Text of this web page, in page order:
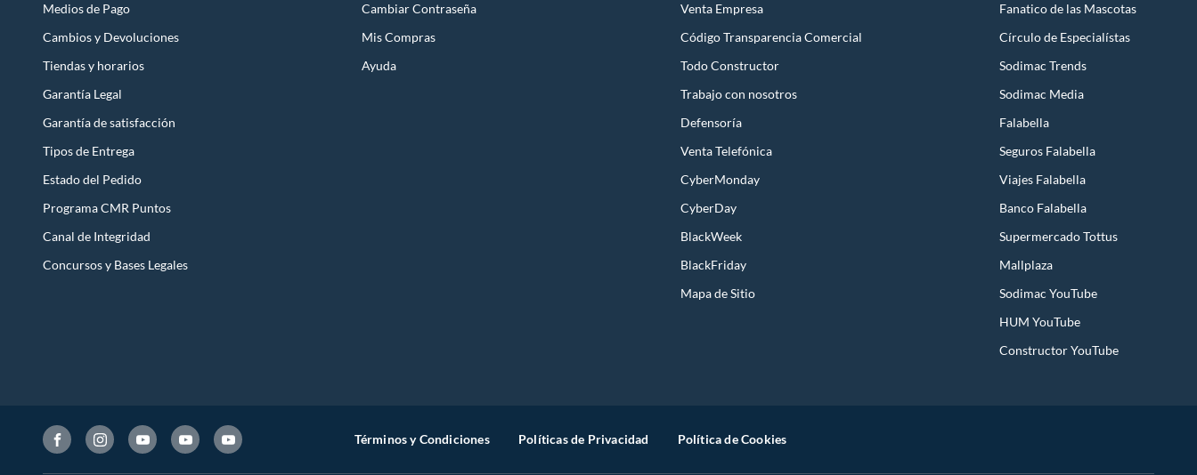
Medios de Pago
Cambios y Devoluciones
Tiendas y horarios
Garantía Legal
Garantía de satisfacción
Tipos de Entrega
Estado del Pedido
Programa CMR Puntos
Canal de Integridad
Concursos y Bases Legales
Cambiar Contraseña
Mis Compras
Ayuda
Venta Empresa
Código Transparencia Comercial
Todo Constructor
Trabajo con nosotros
Defensoría
Venta Telefónica
CyberMonday
CyberDay
BlackWeek
BlackFriday
Mapa de Sitio
Fanatico de las Mascotas
Círculo de Especialístas
Sodimac Trends
Sodimac Media
Falabella
Seguros Falabella
Viajes Falabella
Banco Falabella
Supermercado Tottus
Mallplaza
Sodimac YouTube
HUM YouTube
Constructor YouTube
Términos y Condiciones Políticas de Privacidad Política de Cookies